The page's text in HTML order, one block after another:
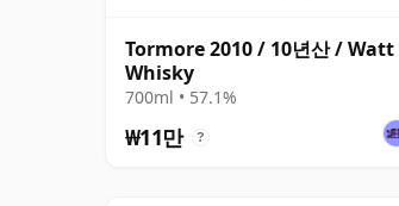
Tormore 2010 / 10년산 / Watt
Whisky
700ml • 57.1%
₩11만 ?